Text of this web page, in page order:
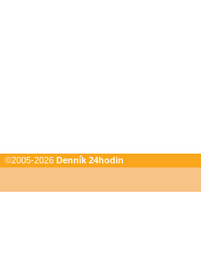
©2005-2026 Denník 24hodin